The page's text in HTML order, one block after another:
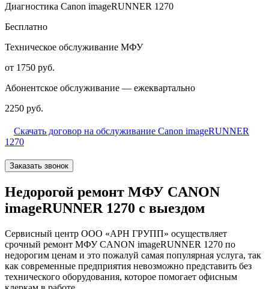
Диагностика Canon imageRUNNER 1270
Бесплатно
Техническое обслуживание МФУ
от 1750 руб.
Абонентское обслуживание — ежеквартально
2250 руб.
Скачать договор на обслуживание Canon imageRUNNER
1270
Заказать звонок
Недорогой ремонт МФУ CANON
imageRUNNER 1270 с выездом
Сервисный центр ООО «АРН ГРУПП» осуществляет
срочный ремонт МФУ CANON imageRUNNER 1270 по
недорогим ценам и это пожалуй самая популярная услуга, так
как современные предприятия невозможно представить без
технического оборудования, которое помогает офисным